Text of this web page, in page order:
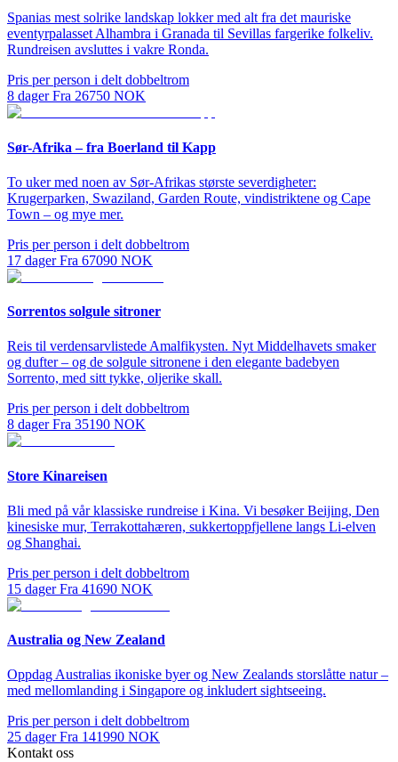
Spanias mest solrike landskap lokker med alt fra det mauriske
eventyrpalasset Alhambra i Granada til Sevillas fargerike folkeliv.
Rundreisen avsluttes i vakre Ronda.
Pris per person i delt dobbeltrom
8 dager Fra 26750 NOK
Sør-Afrika – fra Boerland til Kapp
To uker med noen av Sør-Afrikas største severdigheter:
Krugerparken, Swaziland, Garden Route, vindistriktene og Cape
Town – og mye mer.
Pris per person i delt dobbeltrom
17 dager Fra 67090 NOK
Sorrentos solgule sitroner
Reis til verdensarvlistede Amalfikysten. Nyt Middelhavets smaker
og dufter – og de solgule sitronene i den elegante badebyen
Sorrento, med sitt tykke, oljerike skall.
Pris per person i delt dobbeltrom
8 dager Fra 35190 NOK
Store Kinareisen
Bli med på vår klassiske rundreise i Kina. Vi besøker Beijing, Den
kinesiske mur, Terrakottahæren, sukkertoppfjellene langs Li-elven
og Shanghai.
Pris per person i delt dobbeltrom
15 dager Fra 41690 NOK
Australia og New Zealand
Oppdag Australias ikoniske byer og New Zealands storslåtte natur –
med mellomlanding i Singapore og inkludert sightseeing.
Pris per person i delt dobbeltrom
25 dager Fra 141990 NOK
Kontakt oss